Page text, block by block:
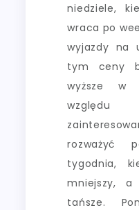
niedziele,
wraca po
wyjazdy na
tym ceny
wyższe
względu
rozważyć
tygodnia,
mniejszy,
tańsze.